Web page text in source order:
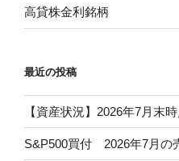
高貸株金利銘柄
最近の投稿
【資産状況】2026年7月末
S&P500買付 2026年7月の